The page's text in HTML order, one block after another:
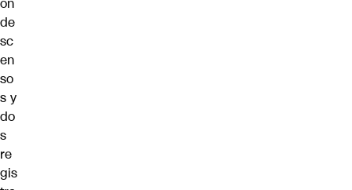
on
de
sc
en
so
s y
do
s
re
gis